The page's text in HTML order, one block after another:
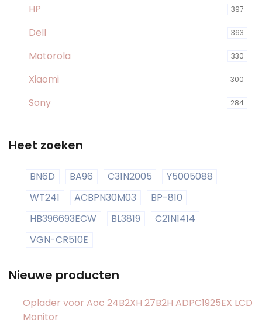
HP 397
Dell 363
Motorola 330
Xiaomi 300
Sony 284
Heet zoeken
BN6D BA96 C31N2005
Y5005088
WT241
ACBPN30M03
BP-810
HB396693ECW
BL3819
C21N1414
VGN-CR510E
Nieuwe producten
Oplader voor Aoc 24B2XH 27B2H ADPC1925EX LCD
Monitor